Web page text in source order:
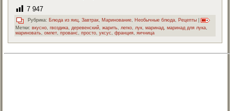
7 947
Рубрика: Блюда из яиц,Завтрак, Маринование, Необычные блюда, Рецепты
Метки: вкусно ,гвоздика деревенский ,жарить легко лук ,маринад ,маринад для лука
мариновать ,омлет ,прованс ,просто ,уксус ,франция ,яичница